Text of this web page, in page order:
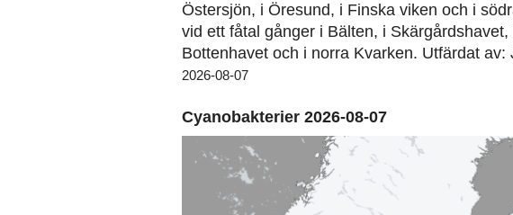
Östersjön, i Öresund, i Finska viken och i
vid ett fåtal gånger i Bälten, i
Bottenhavet och i norra Kvarken. Utfärdat av:
2026-08-07
Cyanobakterier 2026-08-07